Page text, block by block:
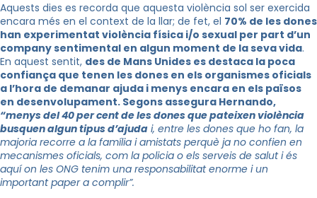
Aquests dies es recorda que aquesta violència sol ser exercida
encara més en el context de la llar; de fet, el 70% de les dones
han experimentat violència física i/o sexual per part d’un
company sentimental en algun moment de la seva vida.
En aquest sentit, des de Mans Unides es destaca la poca
confiança que tenen les dones en els organismes oficials
a l’hora de demanar ajuda i menys encara en els països
en desenvolupament. Segons assegura Hernando,
“menys del 40 per cent de les dones que pateixen violència
busquen algun tipus d’ajuda i, entre les dones que ho fan, la
majoria recorre a la família i amistats perquè ja no confien en
mecanismes oficials, com la policia o els serveis de salut i és
aquí on les ONG tenim una responsabilitat enorme i un
important paper a complir”.